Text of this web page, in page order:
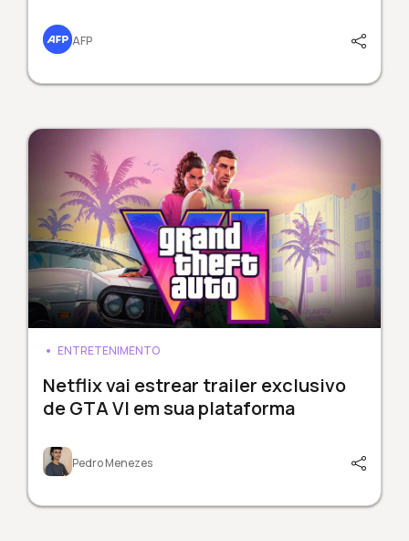
AFP
ENTRETENIMENTO
Netflix vai estrear trailer exclusivo
de GTA VI em sua plataforma
Pedro Menezes